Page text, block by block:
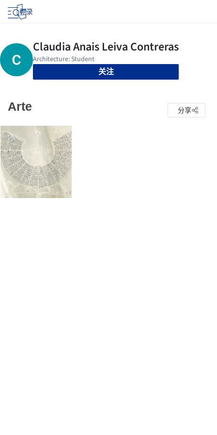
登录
关注
Arte 分享